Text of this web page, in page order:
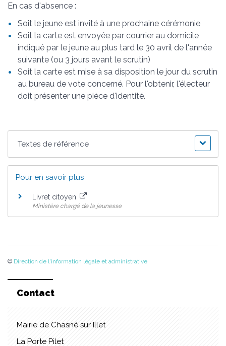
En cas d'absence :
Soit le jeune est invité à une prochaine cérémonie
Soit la carte est envoyée par courrier au domicile
indiqué par le jeune au plus tard le 30 avril de l'année
suivante (ou 3 jours avant le scrutin)
Soit la carte est mise à sa disposition le jour du scrutin
au bureau de vote concerné. Pour l'obtenir, l'électeur
doit présenter une pièce d'identité.
Textes de référence
Pour en savoir plus
Livret citoyen
Ministère chargé de la jeunesse
© Direction de l'information légale et administrative
Contact
Mairie de Chasné sur Illet
La Porte Pilet